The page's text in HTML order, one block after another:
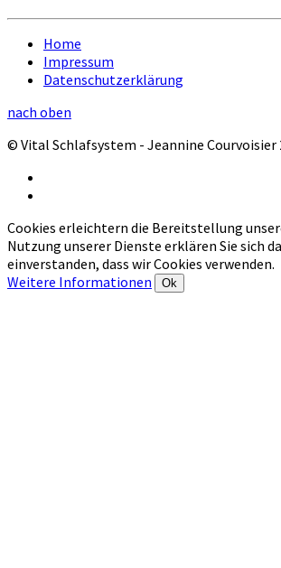
Home
Impressum
Datenschutzerklärung
nach oben
© Vital Schlafsystem - Jeannine Courvoisier
Cookies erleichtern die Bereitstellung
Nutzung unserer Dienste erklären Sie sich
einverstanden, dass wir Cookies verwenden.
Weitere Informationen
Ok